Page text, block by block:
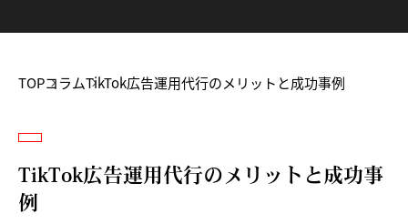
TOPコラムTikTok広告運用代行のメリットと成功事例
TikTok広告運用代行のメリットと成功事
例